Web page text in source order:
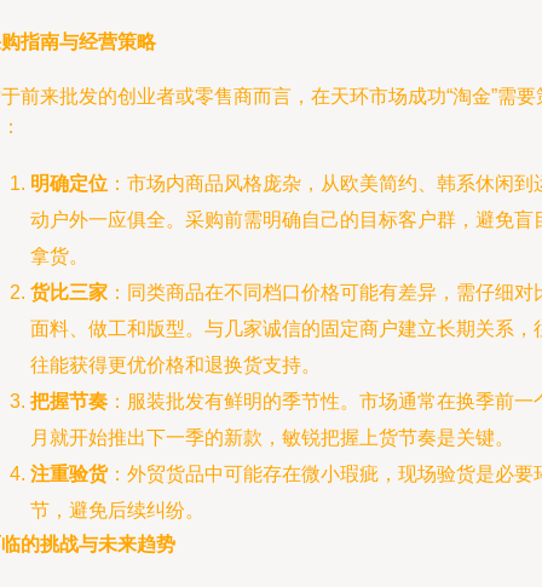
指南与经营策略
前来批发的创业者或零售商而言，在天环市场成功“淘金”需要
明确定位 ：市场内商品风格庞杂，从欧美简约、韩系休闲到
动户外一应俱全。采购前需明确自己的目标客户群，避免盲
拿货。
货比三家 ：同类商品在不同档口价格可能有差异，需仔细对
面料、做工和版型。与几家诚信的固定商户建立长期关系，
往能获得更优价格和退换货支持。
把握节奏 ：服装批发有鲜明的季节性。市场通常在换季前一
月就开始推出下一季的新款，敏锐把握上货节奏是关键。
注重验货：外贸货品中可能存在微小瑕疵，现场验货是必要
节，避免后续纠纷。
的挑战与未来趋势